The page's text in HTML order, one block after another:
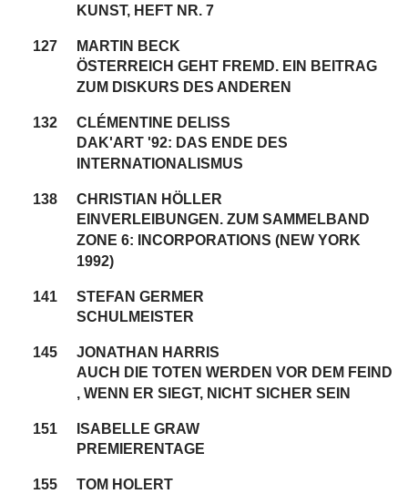
KUNST, HEFT NR. 7
127
MARTIN BECK
ÖSTERREICH GEHT FREMD. EIN BEITRAG
ZUM DISKURS DES ANDEREN
132
CLÉMENTINE DELISS
DAK'ART '92: DAS ENDE DES
INTERNATIONALISMUS
138
CHRISTIAN HÖLLER
EINVERLEIBUNGEN. ZUM SAMMELBAND
ZONE 6: INCORPORATIONS (NEW YORK
1992)
141
STEFAN GERMER
SCHULMEISTER
145
JONATHAN HARRIS
AUCH DIE TOTEN WERDEN VOR DEM FEIND
, WENN ER SIEGT, NICHT SICHER SEIN
151
ISABELLE GRAW
PREMIERENTAGE
155
TOM HOLERT